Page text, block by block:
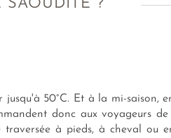
SAOUDITE ?
50°C. Et à la mi-saison,
donc aux voyageurs de
à pieds, à cheval ou